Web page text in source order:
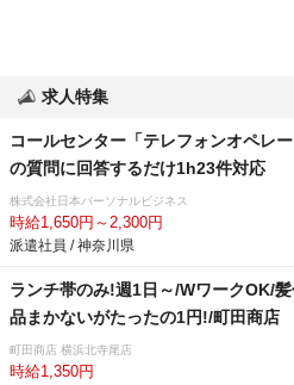
求人特集
コールセンター「テレフォンオペレ
の質問に回答するだけ1h23件対応
株式会社日本パーソナルビジネス
時給1,650円～2,300円
派遣社員 / 神奈川県
ランチ帯のみ!週1日～/WワークOK/
品まかないがたったの1円!/町田商店
町田商店 横浜北寺尾店
時給1,350円